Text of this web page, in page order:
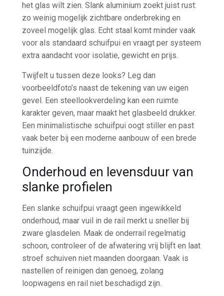
het glas wilt zien. Slank aluminium zoekt juist rust:
zo weinig mogelijk zichtbare onderbreking en
zoveel mogelijk glas. Echt staal komt minder vaak
voor als standaard schuifpui en vraagt per systeem
extra aandacht voor isolatie, gewicht en prijs.
Twijfelt u tussen deze looks? Leg dan
voorbeeldfoto’s naast de tekening van uw eigen
gevel. Een steellookverdeling kan een ruimte
karakter geven, maar maakt het glasbeeld drukker.
Een minimalistische schuifpui oogt stiller en past
vaak beter bij een moderne aanbouw of een brede
tuinzijde.
Onderhoud en levensduur van
slanke profielen
Een slanke schuifpui vraagt geen ingewikkeld
onderhoud, maar vuil in de rail merkt u sneller bij
zware glasdelen. Maak de onderrail regelmatig
schoon, controleer of de afwatering vrij blijft en laat
stroef schuiven niet maanden doorgaan. Vaak is
nastellen of reinigen dan genoeg, zolang
loopwagens en rail niet beschadigd zijn.